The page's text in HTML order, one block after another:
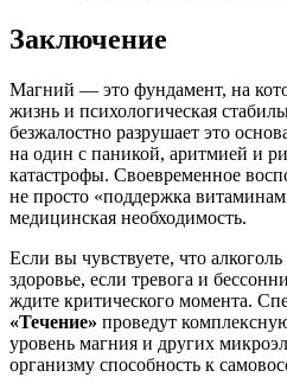
Заключение
Магний — это фундамент, на
жизнь и психологическая
безжалостно разрушает это
на один с паникой, аритмией и
катастрофы. Своевременное
не просто «поддержка
медицинская необходимость.
Если вы чувствуете, что
здоровье, если тревога и
ждите критического момента.
«Течение» проведут
уровень магния и других
организму способность к